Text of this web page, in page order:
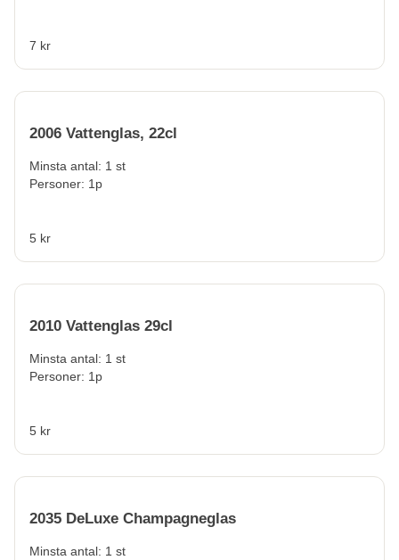
7 kr
2006 Vattenglas, 22cl
Minsta antal: 1 st
Personer: 1p
5 kr
2010 Vattenglas 29cl
Minsta antal: 1 st
Personer: 1p
5 kr
2035 DeLuxe Champagneglas
Minsta antal: 1 st